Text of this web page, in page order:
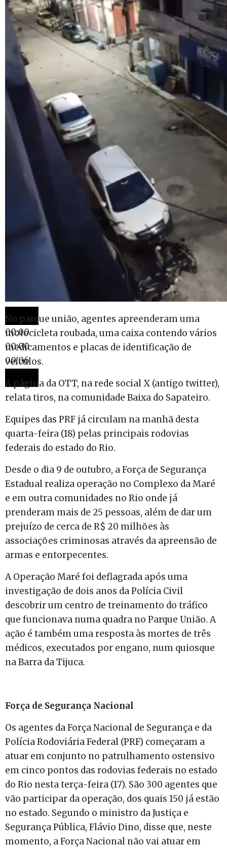
00:00
00:00
00:06
No parque união, agentes apreenderam uma
motocicleta roubada, uma caixa contendo vários
medicamentos e placas de identificação de
veículos.
A página da OTT, na rede social X (antigo twitter),
relata tiros, na comunidade Baixa do Sapateiro.
Equipes das PRF já circulam na manhã desta
quarta-feira (18) pelas principais rodovias
federais do estado do Rio.
Desde o dia 9 de outubro, a Força de Segurança
Estadual realiza operação no Complexo da Maré
e em outra comunidades no Rio onde já
prenderam mais de 25 pessoas, além de dar um
prejuízo de cerca de R$ 20 milhões às
associações criminosas através da apreensão de
armas e entorpecentes.
A Operação Maré foi deflagrada após uma
investigação de dois anos da Polícia Civil
descobrir um centro de treinamento do tráfico
que funcionava numa quadra no Parque União. A
ação é também uma resposta às mortes de três
médicos, executados por engano, num quiosque
na Barra da Tijuca.
Força de Segurança Nacional
Os agentes da Força Nacional de Segurança e da
Polícia Rodoviária Federal (PRF) começaram a
atuar em conjunto no patrulhamento ostensivo
em cinco pontos das rodovias federais no estado
do Rio nesta terça-feira (17). São 300 agentes que
vão participar da operação, dos quais 150 já estão
no estado. Segundo o ministro da Justiça e
Segurança Pública, Flávio Dino, disse que, neste
momento, a Força Nacional não vai atuar em